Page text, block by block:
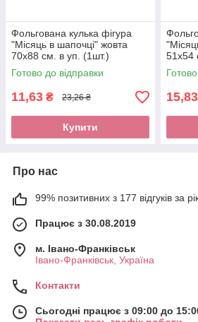
Фольгована кулька фігура
"Місяць в шапочці" жовта
70х88 см. в уп. (1шт.)
Готово до відправки
11,63 ₴ 23,26 ₴
Купити
51х54
15,83
Про нас
99% позитивних з 177 відгуків за
Працює з 30.08.2019
м. Івано-Франківськ
Івано-Франківськ, Україна
Контакти
Сьогодні працює з 09:00 до